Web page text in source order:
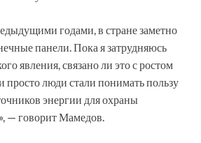
годами, в стране заметно
панели. Пока я затрудняюсь
явления, связано ли это с ростом
просто люди стали понимать пользу
энергии для охраны
— говорит Мамедов.